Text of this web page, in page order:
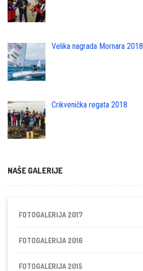
Velika nagrada Mornara 2018
Crikvenička regata 2018
NAŠE GALERIJE
FOTOGALERIJA 2017
FOTOGALERIJA 2016
FOTOGALERIJA 2015